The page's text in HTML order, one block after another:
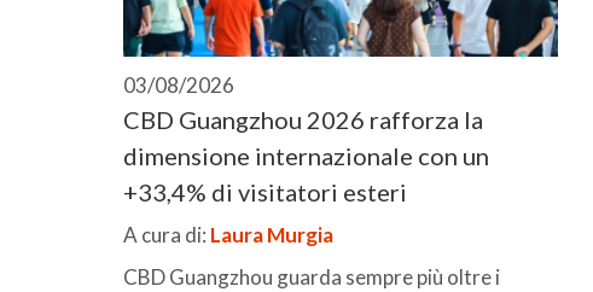
03/08/2026
CBD Guangzhou 2026 rafforza la
dimensione internazionale con un
+33,4% di visitatori esteri
A cura di: Laura Murgia
CBD Guangzhou guarda sempre più oltre i